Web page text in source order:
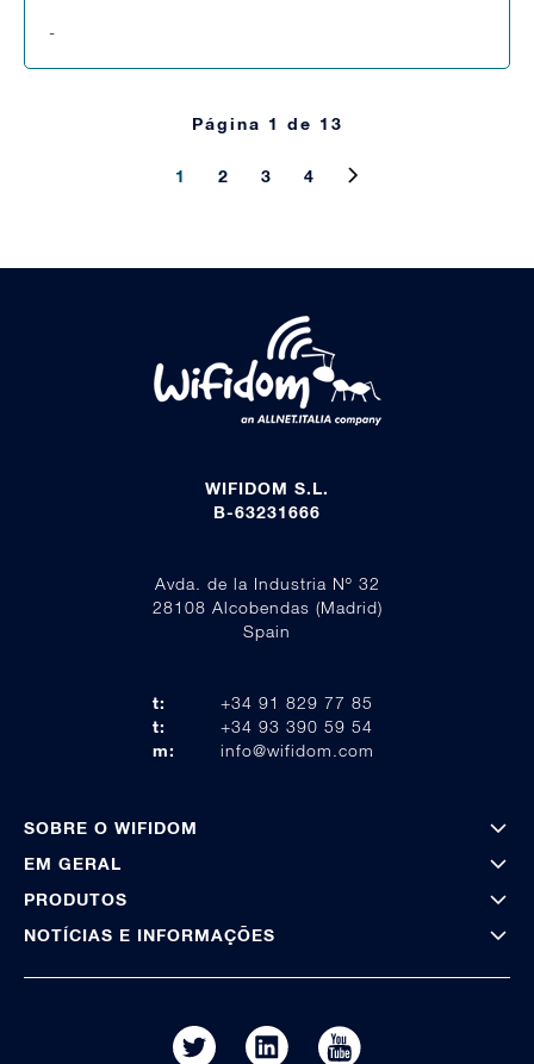
-
Página 1 de 13
1 2 3 4
WIFIDOM S.L.
B-63231666
Avda. de la Industria Nº 32
28108 Alcobendas (Madrid)
Spain
t:
+34 91 829 77 85
t:
+34 93 390 59 54
m:
info@wifidom.com
SOBRE O WIFIDOM
EM GERAL
PRODUTOS
NOTÍCIAS E INFORMAÇÕES